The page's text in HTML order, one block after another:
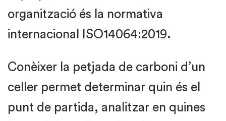
organització és la normativa
internacional ISO14064:2019.
Conèixer la petjada de carboni d’un
celler permet determinar quin és el
punt de partida, analitzar en quines